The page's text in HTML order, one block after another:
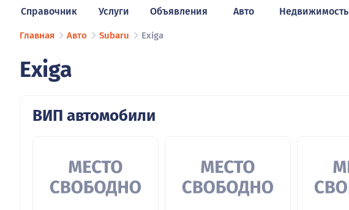
Справочник Услуги Объявления Авто Недвижимость
Главная Авто Subaru Exiga
Exiga
ВИП автомобили